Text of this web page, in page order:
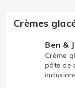
Crèmes
Ben &
Crème
pâte de